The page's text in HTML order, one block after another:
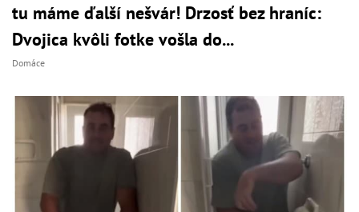
tu máme ďalší nešvár! Drzosť bez hraníc:
Dvojica kvôli fotke vošla do...
Domáce